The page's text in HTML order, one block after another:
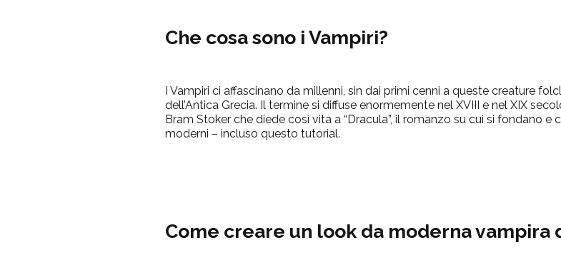
Che cosa sono i Vampiri?
I Vampiri ci affascinano da millenni, sin dai primi cenni a queste creature
dell’Antica Grecia. Il termine si diffuse enormemente nel XVIII e nel XIX
Bram Stoker che diede così vita a “Dracula”, il romanzo su cui si fondano
moderni – incluso questo tutorial.
Come creare un look da moderna vampira